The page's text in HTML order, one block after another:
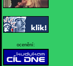
ocenění: